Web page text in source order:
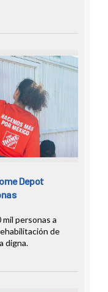
Depot
mil personas a
de
digna.